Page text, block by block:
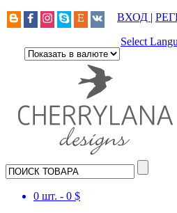
ВХОД |
Select
0 шт. - 0 $